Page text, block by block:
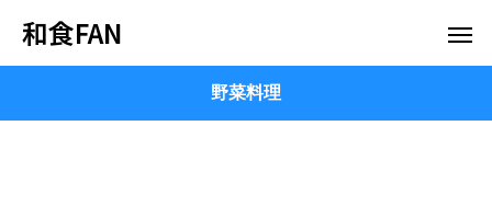
和食FAN
野菜料理